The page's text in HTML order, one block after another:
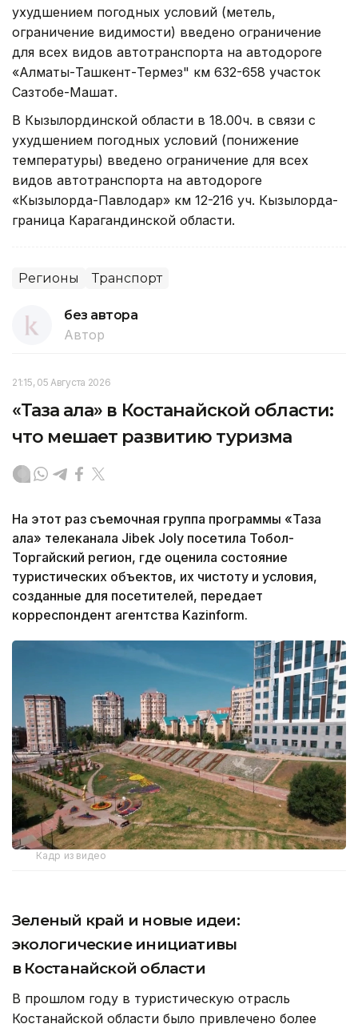
ухудшением погодных условий (метель,
ограничение видимости) введено ограничение
для всех видов автотранспорта на автодороге
«Алматы-Ташкент-Термез" км 632-658 участок
Сазтобе-Машат.
В Кызылординской области в 18.00ч. в связи с
ухудшением погодных условий (понижение
температуры) введено ограничение для всех
видов автотранспорта на автодороге
«Кызылорда-Павлодар» км 12-216 уч. Кызылорда-
граница Карагандинской области.
Регионы Транспорт
без автора
Автор
21:15, 05 Августа 2026
«Таза қала» в Костанайской области:
что мешает развитию туризма
На этот раз съемочная группа программы «Таза
қала» телеканала Jibek Joly посетила Тобол-
Торгайский регион, где оценила состояние
туристических объектов, их чистоту и условия,
созданные для посетителей, передает
корреспондент агентства Kazinform.
Кадр из видео
Зеленый край и новые идеи:
экологические инициативы
в Костанайской области
В прошлом году в туристическую отрасль
Костанайской области было привлечено более